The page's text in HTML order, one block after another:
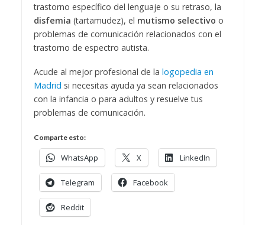
trastorno específico del lenguaje o su retraso, la
disfemia (tartamudez), el mutismo selectivo o
problemas de comunicación relacionados con el
trastorno de espectro autista.
Acude al mejor profesional de la logopedia en
Madrid si necesitas ayuda ya sean relacionados
con la infancia o para adultos y resuelve tus
problemas de comunicación.
Comparte esto:
WhatsApp X LinkedIn
Telegram Facebook
Reddit